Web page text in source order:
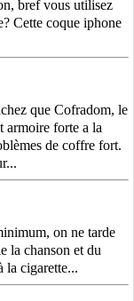
bref vous utilisez
Cette coque iphone
que Cofradom, le
armoire forte a la
de coffre fort.
on ne tarde
la chanson et du
la cigarette...